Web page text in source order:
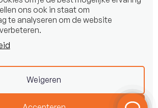
ons ook in staat om
te analyseren om de website
Weigeren